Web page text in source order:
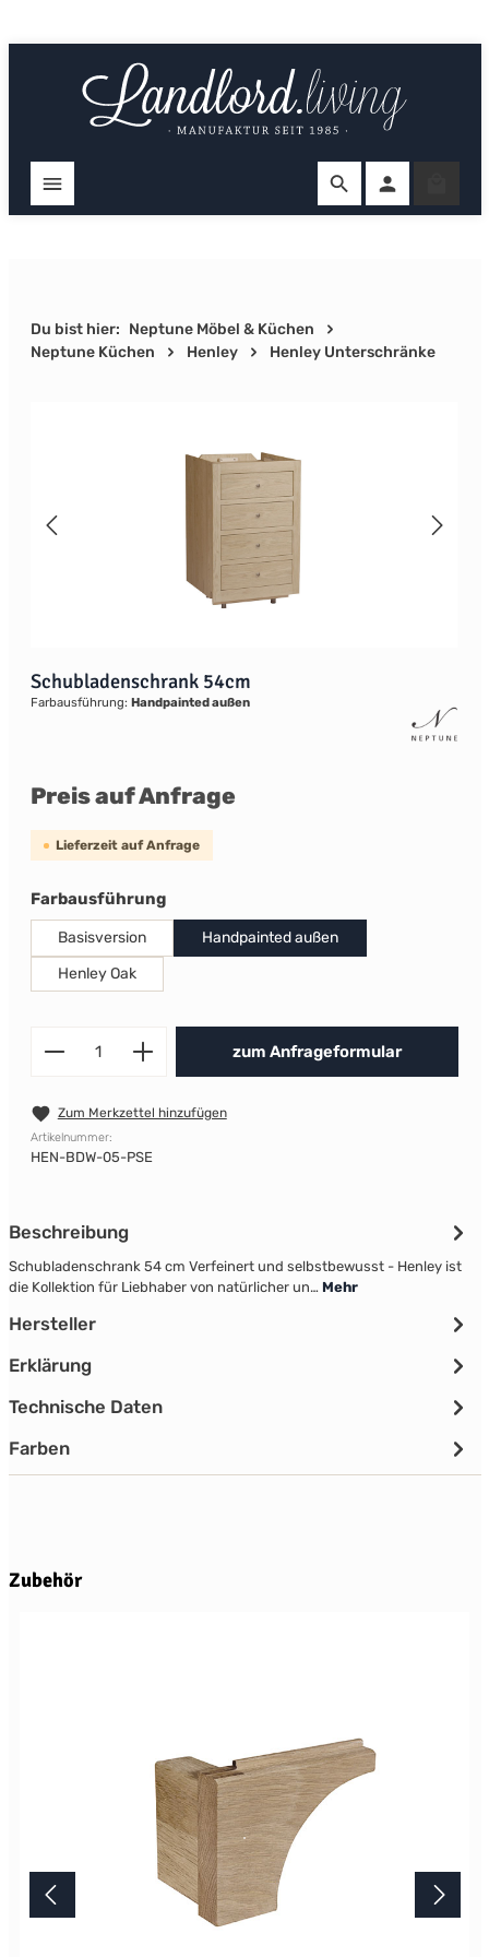
Du bist hier: Neptune Möbel & Küchen
Neptune Küchen
Henley Henley Unterschränke
Schubladenschrank 54cm
Farbausführung: Handpainted außen
Preis auf Anfrage
Lieferzeit auf Anfrage
Farbausführungauswählen
Basisversion
Handpainted außen
Henley Oak
Produkt Anzahl: Gib den
zum Anfrageformular
Zum Merkzettel hinzufügen
Artikelnummer:
HEN-BDW-05-PSE
Beschreibung
Schubladenschrank 54 cm Verfeinert und selbstbewusst - Henley ist
die Kollektion für Liebhaber von natürlicher un… Mehr
Hersteller
Erklärung
Technische Daten
Farben
Produktgalerie überspringen
Zubehör